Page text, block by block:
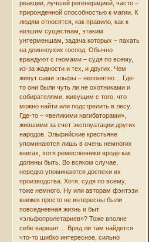
реакции, лучшей регенерацией, часто –
прирожденной способностью к магии. К
людям относятся, как правило, как к
низшим существам, этаким
унтерменшам, задача которых – пахать
на длинноухих господ. Обычно
враждуют с гномами – судя по всему,
из-за жадности и тех, и других. Чем
живут сами эльфы – непонятно… Где-
то они были чуть ли не охотниками и
собирателями, живущим с того, что
можно найти или подстрелить в лесу.
Где-то – «великими нагибаторами»,
жившими за счет эксплуатации других
народов. Эльфийские крестьяне
упоминаются лишь в очень немногих
книгах, хотя ремесленники вроде как
должны быть. Во всяком случае,
нередко упоминаются доспехи их
производства. Хотя, судя по всему,
тоже немного. Ну или авторам фэнтэзи
книжек просто не интересны были
повседневная жизнь и быт
«эльфопролетариев»? Тоже вполне
себе вариант… Вряд ли там найдется
что-то шибко интересное, сильно